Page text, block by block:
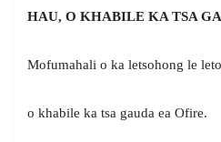
HAU, O KHABILE KA TSA
Mofumahali o ka letsohong le
o khabile ka tsa gauda ea Ofire.